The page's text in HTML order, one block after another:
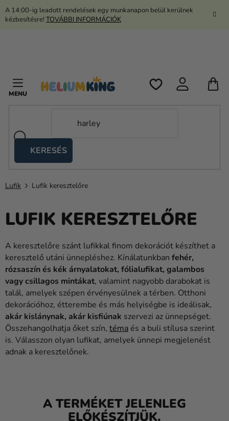
Ugrás
A 14:00-ig leadott rendelések egy munkanapon belül kerülnek
kézbesítésre! TOVÁBBI INFORMÁCIÓK
KERESÉS
sátrak
Kanekalon
Hélium
és
Esküvő
Party
Dekoráció
és
kiegészítők
Jelmezek
Újdonság
Lufik Lufik keresztelőre
LUFIK KERESZTELŐRE
A keresztelőre szánt lufikkal finom dekorációt készíthet a
keresztelő utáni ünnepléshez. Kínálatunkban fehér,
rózsaszín és kék árnyalatokat, fólialufikat, galambos
vagy csillagos mintákat, valamint nagyobb darabokat is
talál, amelyek szépen érvényesülnek a térben. Otthoni
dekorációhoz, étterembe és más helyiségbe is ideálisak,
akár kislánynak, akár kisfiúnak szervezi az ünnepséget.
Összehangolhatja őket szín, téma és a buli stílusa szerint
is. Válasszon olyan lufikat, amelyek ünnepi megjelenést
adnak a keresztelőnek.
A TERMÉKET JELENLEG
ELŐKÉSZÍTJÜK.